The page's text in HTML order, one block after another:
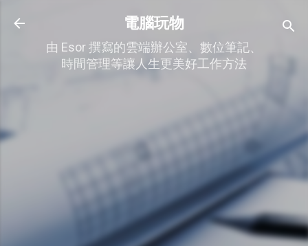
跳到主要內容
電腦玩物
由 Esor 撰寫的雲端辦公室、數位筆記、
時間管理等讓人生更美好工作方法